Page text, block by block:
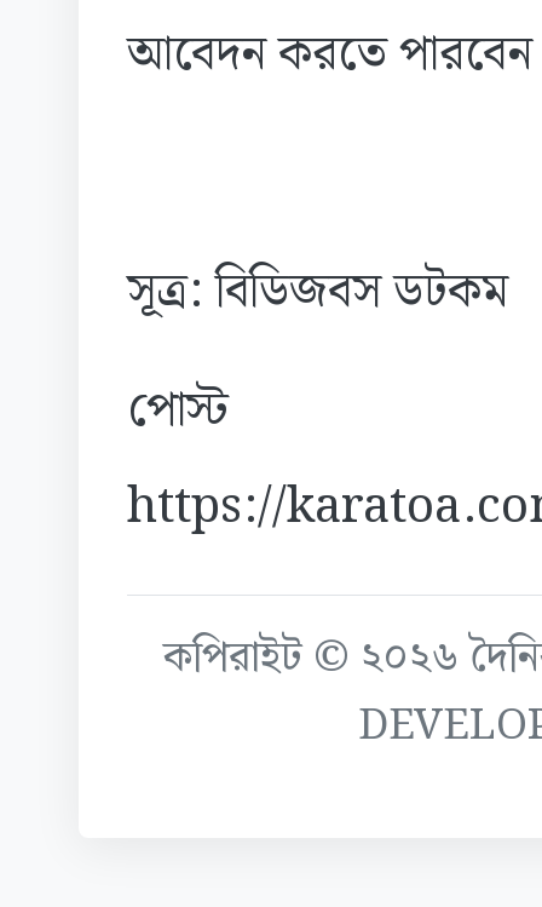
আবেদন করতে
সূত্র: বিডিজবস ডটকম
https://
কপিরাইট © ২০২৬